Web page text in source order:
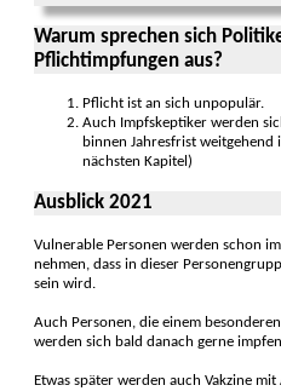
Warum sprechen sich
Pflichtimpfungen aus?
Pflicht ist an sich unpo­pulär.
Auch Impf­skeptiker werden
binnen Jahres­frist weit­gehend
näch­sten Ka­pi­tel)
Ausblick 2021
Vulnerable Personen werden schon
nehmen, dass in dieser
sein wird.
Auch Personen, die einem
werden sich bald danach gerne
Etwas später werden auch Vak­zine